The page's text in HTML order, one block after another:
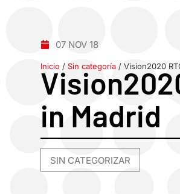
07 NOV 18
Inicio /Sin categoría /Vision2020
in Madrid
SIN CATEGORIZAR